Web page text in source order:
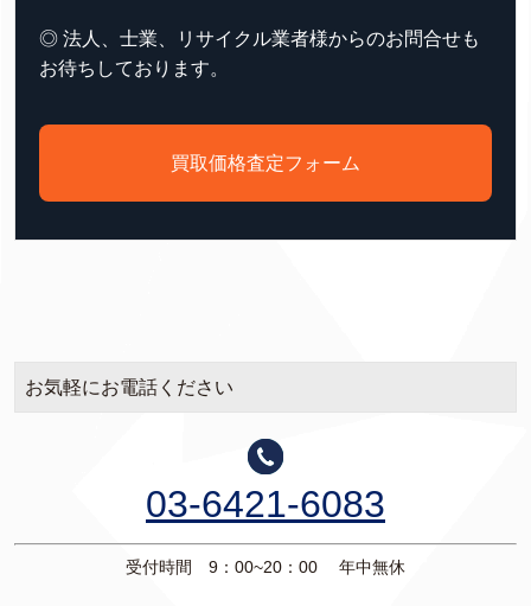
◎ 法人、士業、リサイクル業者様からのお問合せも
お待ちしております。
買取価格査定フォーム
お気軽にお電話ください
03-6421-6083
受付時間 9：00~20：00 年中無休